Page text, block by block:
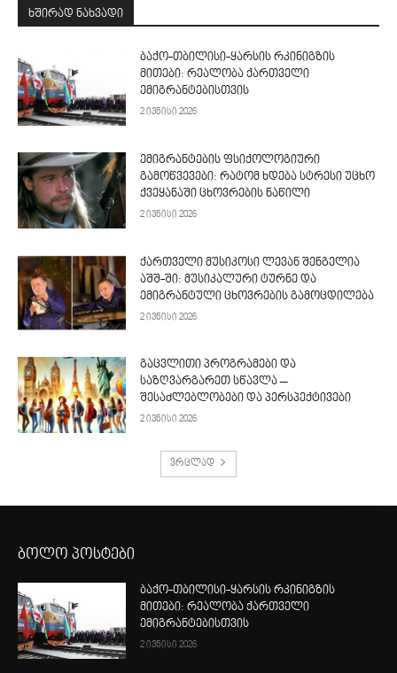
ᲮᲨᲘᲠᲐᲓ ᲜᲐᲮᲕᲐᲓᲘ
ბაქო-თბილისი-ყარსის რკინიგზის
მითები: რეალობა ქართველი
ემიგრანტებისთვის
2 ივნისი 2026
ემიგრანტების ფსიქოლოგიური
გამოწვევები: რატომ ხდება სტრესი უცხო
ქვეყანაში ცხოვრების ნაწილი
2 ივნისი 2026
ქართველი მუსიკოსი ლევან შენგელია
აშშ-ში: მუსიკალური ტურნე და
ემიგრანტული ცხოვრების გამოცდილება
2 ივნისი 2026
გაცვლითი პროგრამები და
საზღვარგარეთ სწავლა –
შესაძლებლობები და პერსპექტივები
2 ივნისი 2026
ვრცლად
ბოლო პოსტები
ბაქო-თბილისი-ყარსის რკინიგზის
მითები: რეალობა ქართველი
ემიგრანტებისთვის
2 ივნისი 2026